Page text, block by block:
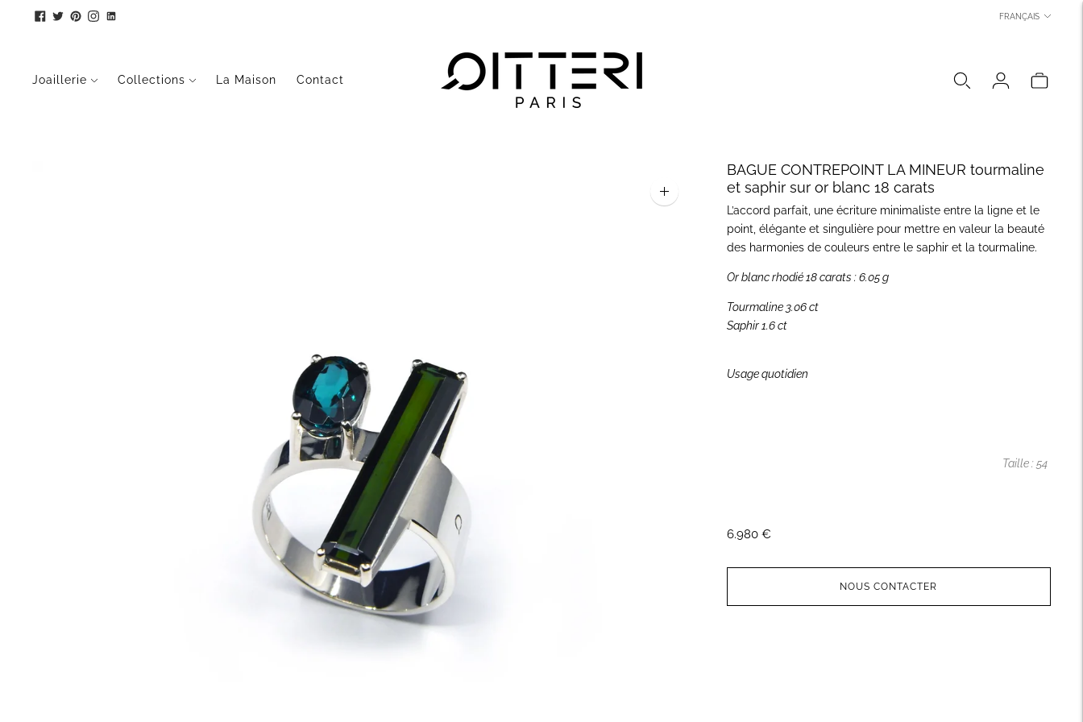
LANGUE
FRANÇAIS
Joaillerie Collections La Maison Contact
Agrandir
l'image
BAGUE CONTREPOINT LA MINEUR tourmaline
et saphir sur or blanc 18 carats
L’accord parfait, une écriture minimaliste entre la ligne et le
point, élégante et singulière pour mettre en valeur la beauté
des harmonies de couleurs entre le saphir et la tourmaline.
Or blanc rhodié 18 carats : 6.05 g
Tourmaline 3.06 ct
Saphir 1.6 ct
Usage quotidien
Taille : 54
6.980 €
NOUS CONTACTER